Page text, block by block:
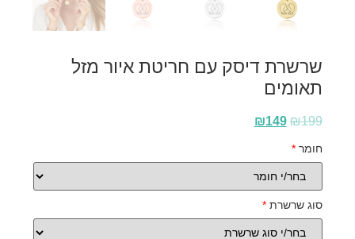
שרשרת דיסק עם חריטת איור מזל
תאומים
₪199
₪149
חומר*
סוג שרשרת*